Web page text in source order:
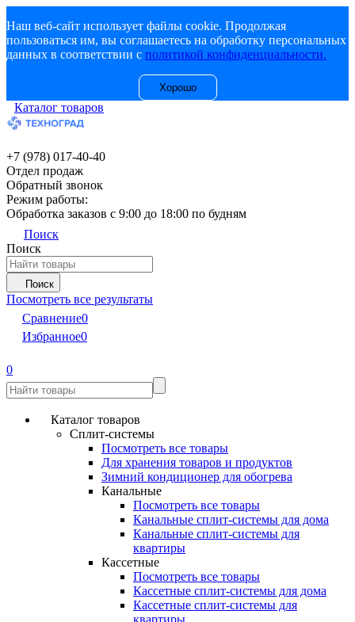
Наш веб-сайт использует файлы cookie. Продолжая
пользоваться им, вы соглашаетесь на обработку персональных
данных в соответствии с политикой конфиденциальности.
Хорошо
Каталог товаров
+7 (978) 017-40-40
Отдел продаж
Обратный звонок
Режим работы:
Обработка заказов с 9:00 до 18:00 по будням
Поиск
Поиск
Поиск
Посмотреть все результаты
Сравнение0
Избранное0
0
Каталог товаров
Сплит-системы
Посмотреть все товары
Для хранения товаров и продуктов
Зимний кондиционер для обогрева
Канальные
Посмотреть все товары
Канальные сплит-системы для дома
Канальные сплит-системы для
квартиры
Кассетные
Посмотреть все товары
Кассетные сплит-системы для дома
Кассетные сплит-системы для
квартиры